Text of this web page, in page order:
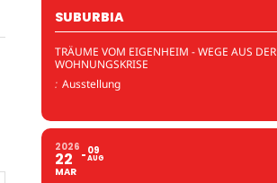
SUBURBIA
TRÄUME VOM EIGENHEIM - WEGE AUS DER
WOHNUNGSKRISE
: Ausstellung
2026
22
MAR
09
AUG